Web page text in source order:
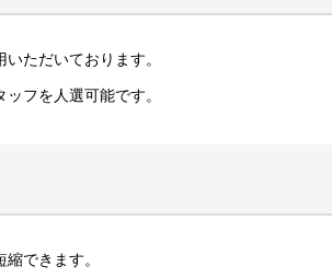
ただいております。
フを人選可能です。
できます。